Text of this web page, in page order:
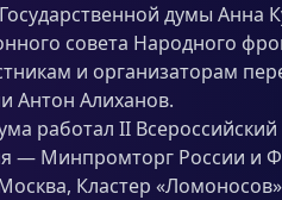
думы
совета Народного
и организаторам
Антон Алиханов.
работал II
— Минпромторг России и
Кластер «Ломоносов»